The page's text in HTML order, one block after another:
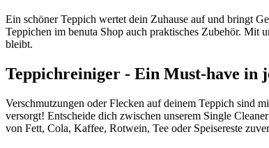
Ein schöner Teppich wertet dein Zuhause auf und bringt
Teppichen im benuta Shop auch praktisches Zubehör. Mit
bleibt.
Teppichreiniger - Ein Must-have in
Verschmutzungen oder Flecken auf deinem Teppich sind
versorgt! Entscheide dich zwischen unserem Single
von Fett, Cola, Kaffee, Rotwein, Tee oder Speisereste